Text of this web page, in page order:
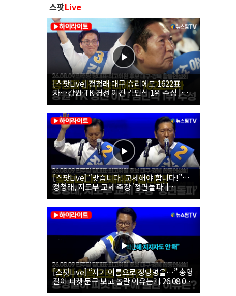
스팟Live
[스팟Live] 정청래 대구 승리에도 1622표
차…강원·TK 경선 이긴 김민석 1위 수성 |
26.08.09 더불어민주당 당대표·최고위원 후
보 대구·경북 합동연설회
[스팟Live] “맞습니다! 교체해야 합니다!”…
정청래, 지도부 교체 주장 ‘정면돌파’ |
26.08.09 더불어민주당 당대표·최고위원 후
보 대구·경북 합동연설회
[스팟Live] “자기 이름으로 정당명을…” 송영
길이 피켓 문구 보고 놀란 이유는? | 26.08.09
더불어민주당 당대표·최고위원 후보 대구·경